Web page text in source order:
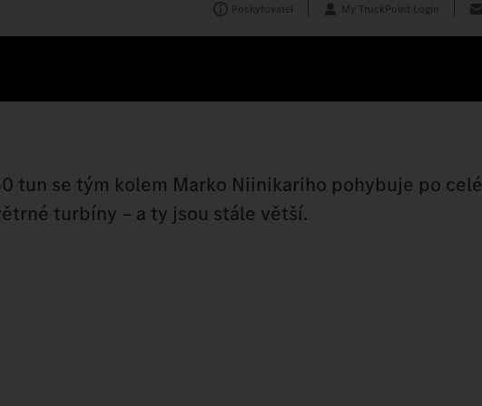
Poskytovatel My TruckPoint Login
tun se tým kolem Marko Niinikariho pohybuje po celé
turbíny – a ty jsou stále větší.